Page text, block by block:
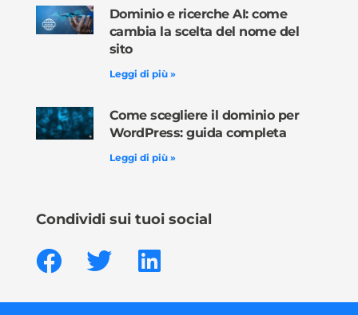
Dominio e ricerche AI: come
cambia la scelta del nome del
sito
Leggi di più »
Come scegliere il dominio per
WordPress: guida completa
Leggi di più »
Condividi sui tuoi social